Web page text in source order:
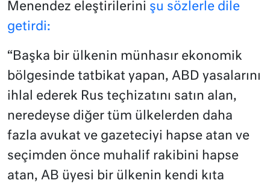
Menendez eleştirilerini şu sözlerle dile
getirdi:
“Başka bir ülkenin münhasır ekonomik
bölgesinde tatbikat yapan, ABD yasalarını
ihlal ederek Rus teçhizatını satın alan,
neredeyse diğer tüm ülkelerden daha
fazla avukat ve gazeteciyi hapse atan ve
seçimden önce muhalif rakibini hapse
atan, AB üyesi bir ülkenin kendi kıta